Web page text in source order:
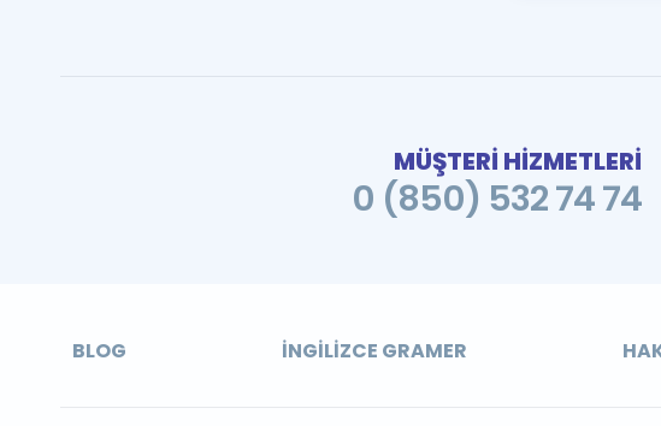
MÜŞTERİ HİZMETLERİ
0 (850) 532 74 74
BLOG İNGILIZCE GRAMER